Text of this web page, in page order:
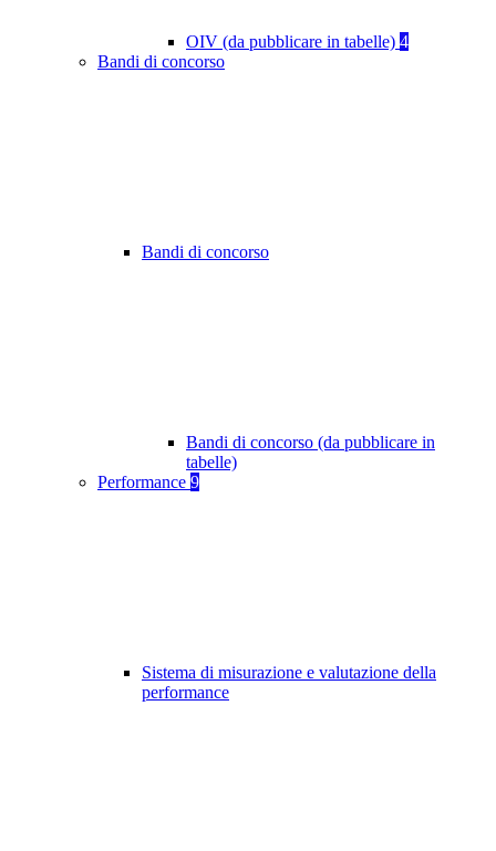
OIV (da pubblicare in tabelle) 4
Bandi di concorso
Bandi di concorso
Bandi di concorso (da pubblicare in
tabelle)
Performance 9
Sistema di misurazione e valutazione della
performance